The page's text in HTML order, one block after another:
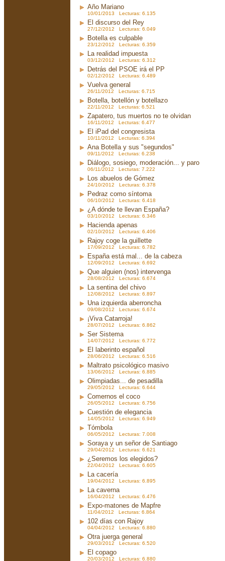
Año Mariano
10/01/2013 Lecturas: 6.135
El discurso del Rey
27/12/2012 Lecturas: 6.049
Botella es culpable
23/12/2012 Lecturas: 6.359
La realidad impuesta
03/12/2012 Lecturas: 6.312
Detrás del PSOE irá el PP
02/12/2012 Lecturas: 6.489
Vuelva general
26/11/2012 Lecturas: 6.715
Botella, botellón y botellazo
22/11/2012 Lecturas: 6.521
Zapatero, tus muertos no te olvidan
16/11/2012 Lecturas: 6.477
El iPad del congresista
10/11/2012 Lecturas: 6.394
Ana Botella y sus "segundos"
09/11/2012 Lecturas: 6.238
Diálogo, sosiego, moderación... y paro
06/11/2012 Lecturas: 7.222
Los abuelos de Gómez
24/10/2012 Lecturas: 6.378
Pedraz como síntoma
06/10/2012 Lecturas: 6.418
¿A dónde te llevan España?
03/10/2012 Lecturas: 6.346
Hacienda apenas
02/10/2012 Lecturas: 6.406
Rajoy coge la guillette
17/09/2012 Lecturas: 6.782
España está mal... de la cabeza
12/09/2012 Lecturas: 6.692
Que alguien (nos) intervenga
28/08/2012 Lecturas: 6.674
La sentina del chivo
12/08/2012 Lecturas: 6.897
Una izquierda aberroncha
09/08/2012 Lecturas: 6.674
¡Viva Catarroja!
28/07/2012 Lecturas: 6.862
Ser Sistema
14/07/2012 Lecturas: 6.772
El laberinto español
28/06/2012 Lecturas: 6.516
Maltrato psicológico masivo
13/06/2012 Lecturas: 6.885
Olimpiadas... de pesadilla
29/05/2012 Lecturas: 6.644
Comernos el coco
26/05/2012 Lecturas: 6.756
Cuestión de elegancia
14/05/2012 Lecturas: 6.949
Tómbola
06/05/2012 Lecturas: 7.008
Soraya y un señor de Santiago
29/04/2012 Lecturas: 6.621
¿Seremos los elegidos?
22/04/2012 Lecturas: 6.605
La cacería
19/04/2012 Lecturas: 6.895
La caverna
16/04/2012 Lecturas: 6.476
Expo-matones de Mapfre
11/04/2012 Lecturas: 6.864
102 días con Rajoy
04/04/2012 Lecturas: 6.880
Otra juerga general
29/03/2012 Lecturas: 6.520
El copago
20/03/2012 Lecturas: 6.880